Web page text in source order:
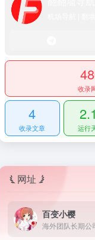
收录
4
收录文章
2.1
运行
网址
百变小樱